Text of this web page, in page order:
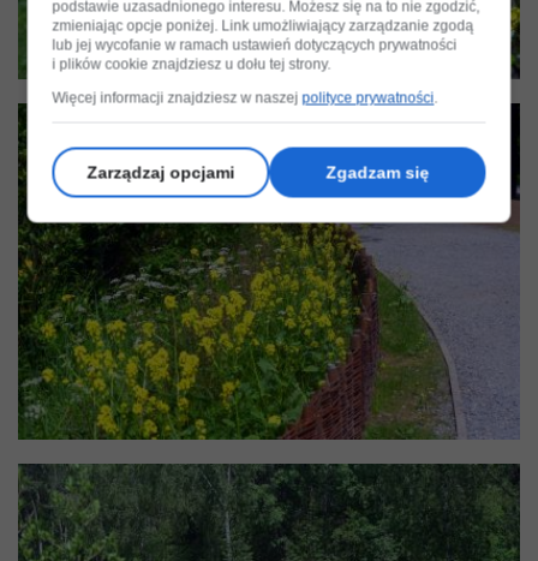
podstawie uzasadnionego interesu. Możesz się na to nie zgodzić,
zmieniając opcje poniżej. Link umożliwiający zarządzanie zgodą
lub jej wycofanie w ramach ustawień dotyczących prywatności
i plików cookie znajdziesz u dołu tej strony.
Więcej informacji znajdziesz w naszejpolityce prywatności.
Zarządzaj opcjami Zgadzam się